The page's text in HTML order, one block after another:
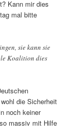
Kann mir dies
mal bitte
sie kann sie
Koalition dies
die Sicherheit
noch keiner
massiv mit Hilfe